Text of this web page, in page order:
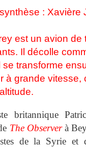
: Xavière
est un avion de
Il décolle
transforme
à grande vitesse,
britannique
The Observerà
de la Syrie